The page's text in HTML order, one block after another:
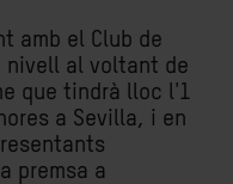
amb el Club de
nivell al voltant de
que tindrà lloc l'1
a Sevilla, i en
premsa a